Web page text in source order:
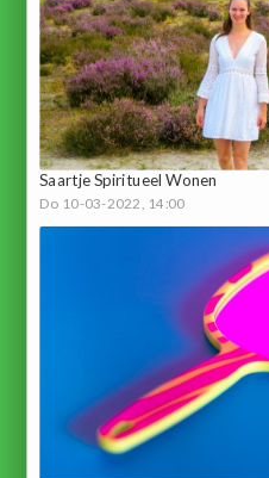
Saartje Spiritueel Wonen
Do 10-03-2022, 14:00